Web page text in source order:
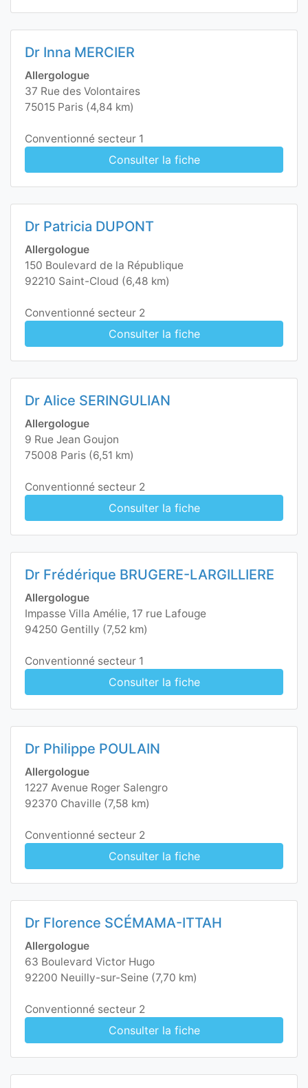
Dr Inna MERCIER
Allergologue
37 Rue des Volontaires
75015 Paris (4,84 km)
Conventionné secteur 1
Consulter la fiche
Dr Patricia DUPONT
Allergologue
150 Boulevard de la République
92210 Saint-Cloud (6,48 km)
Conventionné secteur 2
Consulter la fiche
Dr Alice SERINGULIAN
Allergologue
9 Rue Jean Goujon
75008 Paris (6,51 km)
Conventionné secteur 2
Consulter la fiche
Dr Frédérique BRUGERE-LARGILLIERE
Allergologue
Impasse Villa Amélie, 17 rue Lafouge
94250 Gentilly (7,52 km)
Conventionné secteur 1
Consulter la fiche
Dr Philippe POULAIN
Allergologue
1227 Avenue Roger Salengro
92370 Chaville (7,58 km)
Conventionné secteur 2
Consulter la fiche
Dr Florence SCÉMAMA-ITTAH
Allergologue
63 Boulevard Victor Hugo
92200 Neuilly-sur-Seine (7,70 km)
Conventionné secteur 2
Consulter la fiche